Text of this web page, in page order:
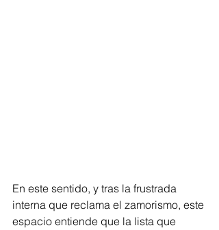
En este sentido, y tras la frustrada
interna que reclama el zamorismo, este
espacio entiende que la lista que